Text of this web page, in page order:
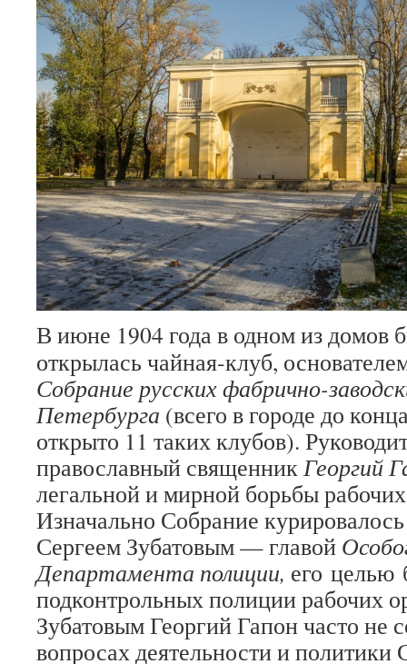
В июне 1904 года в одном из домов
открылась чайная-клуб,
Собрание русских фабрично-
Петербурга (всего в городе до
открыто 11 таких клубов).
православный священник Георгий
легальной и мирной борьбы
Изначально Собрание
Сергеем Зубатовым — главой
Департамента полиции, его целью
подконтрольных полиции рабочих
Зубатовым Георгий Гапон часто не
вопросах деятельности и политики